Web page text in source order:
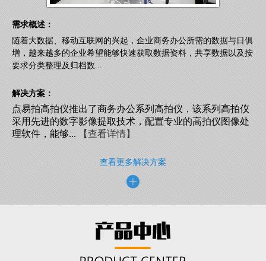
需求概述：
随着大数据、移动互联网的兴起，企业商务办公所需的数据与日俱
增，越来越多的企业希望能够快速获取数据资料，共享数据以及按
要求分类整理及归档数...
解决方案：
点易拍高拍仪推出了商务办公系列高拍仪，该系列高拍仪
采用先进的数字影像提取技术，配置专业的高拍仪图像处
理软件，能够...【查看详情】
查看更多解决方案